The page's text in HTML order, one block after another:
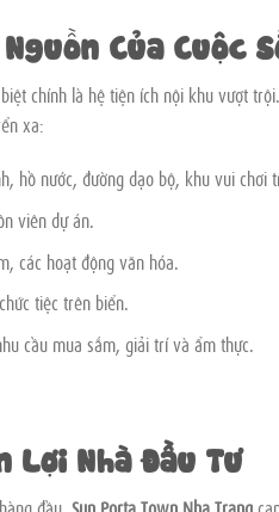
Của Cuộc
chính là hệ tiện ích nội khu vượt
xa:
hồ nước, đường dạo bộ, khu vui chơi
viên dự án.
các hoạt động văn hóa.
tiệc trên biển.
cầu mua sắm, giải trí và ẩm thực.
Lợi Nhà Đầu Tư